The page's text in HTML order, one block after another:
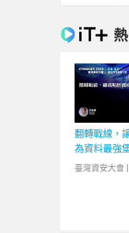
翻轉戰線，
為資料最強
臺灣資安大會 |